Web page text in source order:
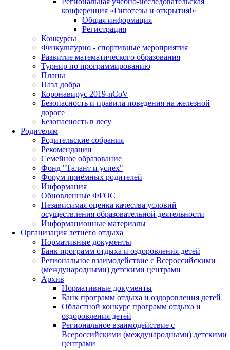
конференция «Гипотезы и открытия!»
Общая информация
Регистрация
Конкурсы
Физкультурно - спортивные мероприятия
Развитие математического образования
Турнир по программированию
Планы
Пазл добра
Коронавирус 2019-nCoV
Безопасность и правила поведения на железной
дороге
Безопасность в лесу
Родителям
Родительские собрания
Рекомендации
Семейное образование
Фонд "Талант и успех"
Форум приёмных родителей
Информация
Обновленные ФГОС
Независимая оценка качества условий
осуществления образовательной деятельности
Информационные материалы
Организация летнего отдыха
Нормативные документы
Банк программ отдыха и оздоровления детей
Региональное взаимодействие с Всероссийскими
(международными) детскими центрами
Архив
Нормативные документы
Банк программ отдыха и оздоровления детей
Областной конкурс программ отдыха и
оздоровления детей
Региональное взаимодействие с
Всероссийскими (международными) детскими
центрами